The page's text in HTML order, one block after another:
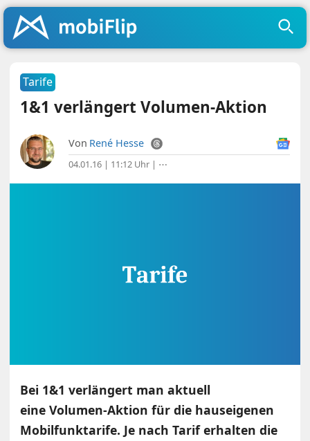
Tarife
1&1 verlängert Volumen-Aktion
Von René Hesse
04.01.16 | 11:12 Uhr | ⋯
Bei 1&1 verlängert man aktuell
eine Volumen-Aktion für die hauseigenen
Mobilfunktarife. Je nach Tarif erhalten die